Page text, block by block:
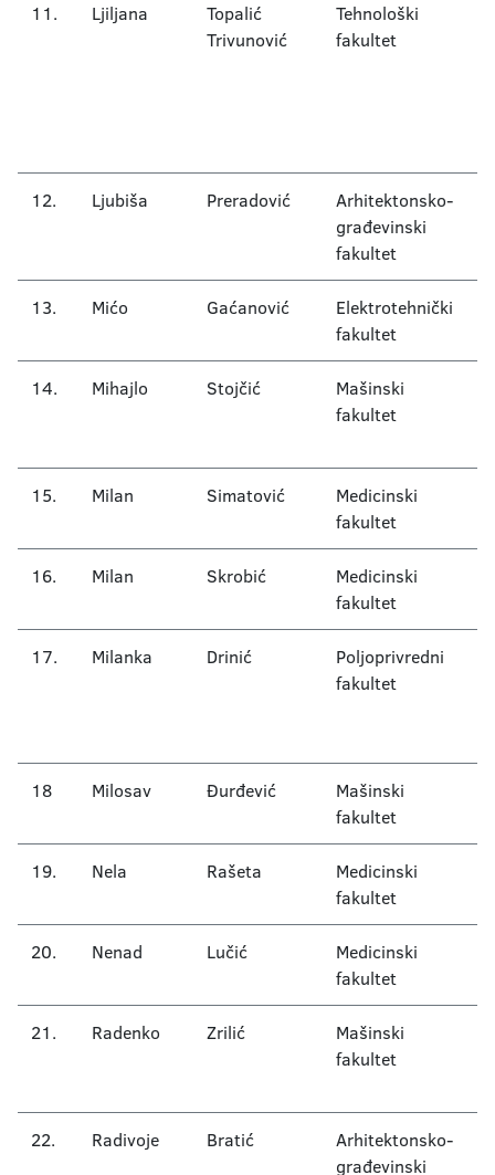
11. Ljiljana
Topalić
Trivunović
Tehnološki
fakultet
12. Ljubiša Preradović
Arhitektonsko-
građevinski
fakultet
13. Mićo Gaćanović
Elektrotehnički
fakultet
14. Mihajlo Stojčić
Mašinski
fakultet
15. Milan Simatović
Medicinski
fakultet
16. Milan Skrobić
Medicinski
fakultet
17. Milanka Drinić
Poljoprivredni
fakultet
18 Milosav Đurđević
Mašinski
fakultet
19. Nela Rašeta
Medicinski
fakultet
20. Nenad Lučić
Medicinski
fakultet
21. Radenko Zrilić
Mašinski
fakultet
22. Radivoje Bratić
Arhitektonsko-
građevinski